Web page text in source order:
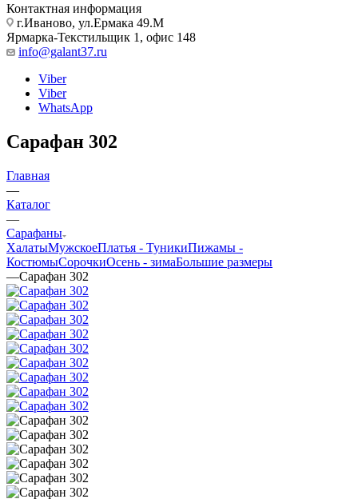
Контактная информация
г.Иваново, ул.Ермака 49.M
Ярмарка-Текстильщик 1, офис 148
info@galant37.ru
Viber
Viber
WhatsApp
Сарафан 302
Главная
—
Каталог
—
Сарафаны
ХалатыМужскоеПлатья - ТуникиПижамы -
КостюмыСорочкиOсень - зимаБольшие размеры
—Сарафан 302